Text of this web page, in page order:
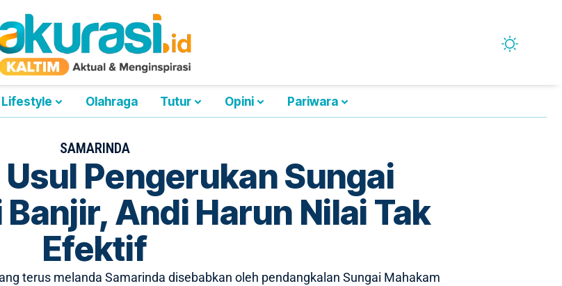
Lifestyle Olahraga Tutur Opini Pariwara
SAMARINDA
Usul Pengerukan Sungai
Andi Harun Nilai Tak
Efektif
terus melanda Samarinda disebabkan oleh pendangkalan Sungai Mahakam